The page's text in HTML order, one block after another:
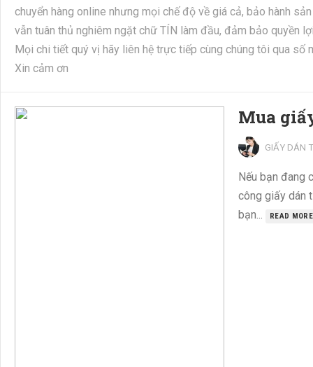
chuyển hàng online nhưng mọi chế độ về giá cả, bảo hành
vẫn tuân thủ nghiêm ngặt chữ TÍN làm đầu, đảm bảo quyền
Mọi chi tiết quý vị hãy liên hệ trực tiếp cùng chúng tôi qua số
Xin cảm ơn
Mua
GIẤY DÁN
Nếu bạn đang
công giấy dán
bạn...
READ